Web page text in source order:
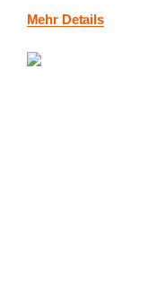
Mehr Details